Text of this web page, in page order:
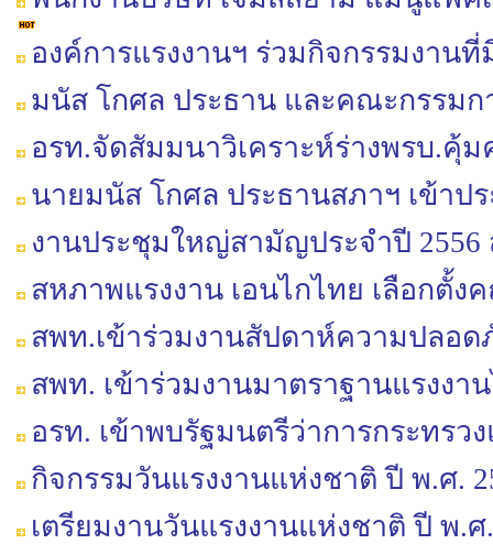
องค์การแรงงานฯ ร่วมกิจกรรมงาน
มนัส โกศล ประธาน และคณะกรรม
อรท.จัดสัมมนาวิเคราะห์ร่างพรบ.คุ้ม
นายมนัส โกศล ประธานสภาฯ เข้า
งานประชุมใหญ่สามัญประจำปี 2556
สหภาพแรงงาน เอนไกไทย เลือกตั้
สพท.เข้าร่วมงานสัปดาห์ความปลอด
สพท. เข้าร่วมงานมาตราฐานแรงงา
อรท. เข้าพบรัฐมนตรีว่าการกระทรว
กิจกรรมวันแรงงานแห่งชาติ ปี พ.ศ.
เตรียมงานวันแรงงานแห่งชาติ ปี พ.ศ